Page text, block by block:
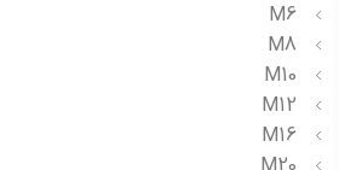
M6
M8
M10
M12
M16